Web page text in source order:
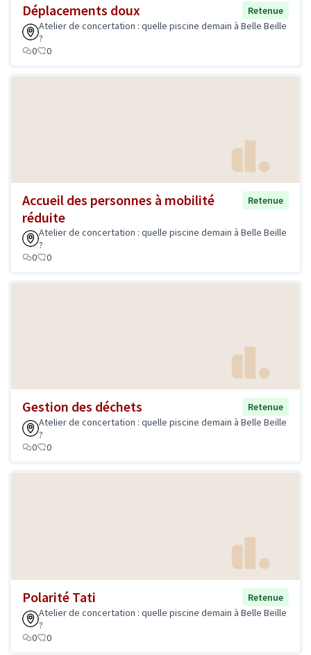
Déplacements doux
Retenue
Atelier de concertation : quelle piscine demain à Belle Beille
?
0
0
Accueil des personnes à mobilité
réduite
Retenue
Atelier de concertation : quelle piscine demain à Belle Beille
?
0
0
Gestion des déchets
Retenue
Atelier de concertation : quelle piscine demain à Belle Beille
?
0
0
Polarité Tati
Retenue
Atelier de concertation : quelle piscine demain à Belle Beille
?
0
0